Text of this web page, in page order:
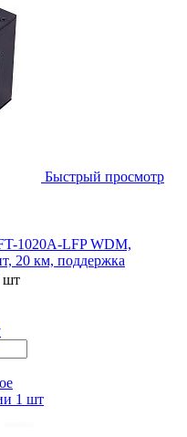
Быстрый просмотр
1020A-LFP WDM,
20 км, поддержка
шт
1 шт